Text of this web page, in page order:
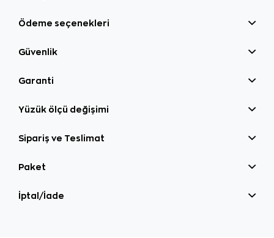
Ödeme seçenekleri
Güvenlik
Garanti
Yüzük ölçü değişimi
Sipariş ve Teslimat
Paket
İptal/İade